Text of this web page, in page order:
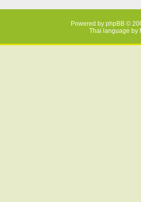
Powered by phpBB ©
Thai language by